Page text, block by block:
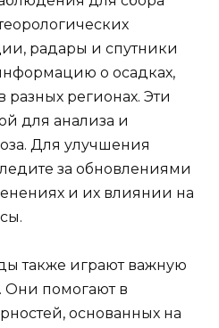
радары и спутники
о осадках,
разных регионах. Эти
для анализа и
Для улучшения
за обновлениями
и их влиянии на
также играют важную
Они помогают в
основанных на